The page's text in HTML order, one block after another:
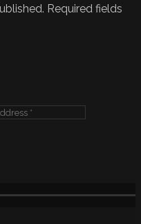
Required fields